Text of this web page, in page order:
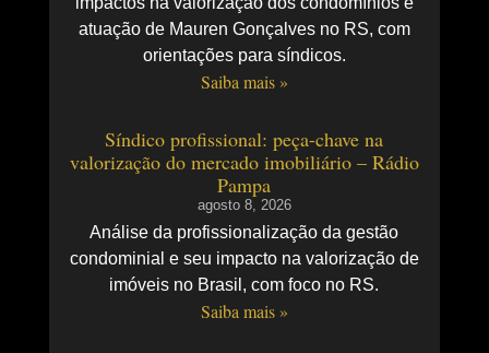
atuação de Mauren Gonçalves no RS, com
orientações para síndicos.
Saiba mais »
Síndico profissional: peça-chave na
valorização do mercado imobiliário – Rádio
Pampa
agosto 8, 2026
Análise da profissionalização da gestão
condominial e seu impacto na valorização de
imóveis no Brasil, com foco no RS.
Saiba mais »